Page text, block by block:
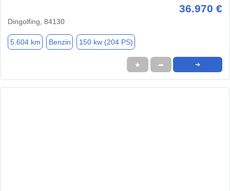
36.970 €
Dingolfing, 84130
5.604 km Benzin 150 kw (204 PS)
★ ➦ ➜